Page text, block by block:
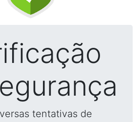
tentativas de